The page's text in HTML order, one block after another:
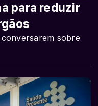
para reduzir
sobre